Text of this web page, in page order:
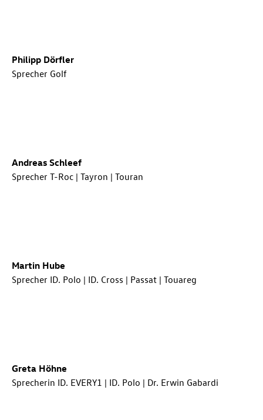
Philipp Dörfler
Sprecher Golf
Andreas Schleef
Sprecher T-Roc | Tayron | Touran
Martin Hube
Sprecher ID. Polo | ID. Cross | Passat | Touareg
Greta Höhne
Sprecherin ID. EVERY1 | ID. Polo | Dr. Erwin Gabardi